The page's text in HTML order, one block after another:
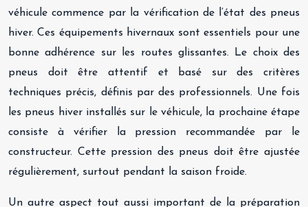
véhicule commence par la vérification de l’état des pneus
hiver. Ces équipements hivernaux sont essentiels pour une
bonne adhérence sur les routes glissantes. Le choix des
pneus doit être attentif et basé sur des critères
techniques précis, définis par des professionnels. Une fois
les pneus hiver installés sur le véhicule, la prochaine étape
consiste à vérifier la pression recommandée par le
constructeur. Cette pression des pneus doit être ajustée
régulièrement, surtout pendant la saison froide.
Un autre aspect tout aussi important de la préparation